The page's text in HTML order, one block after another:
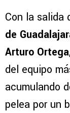
Con la salida
de
Arturo Ortega
del equipo
acumulando
pelea por un